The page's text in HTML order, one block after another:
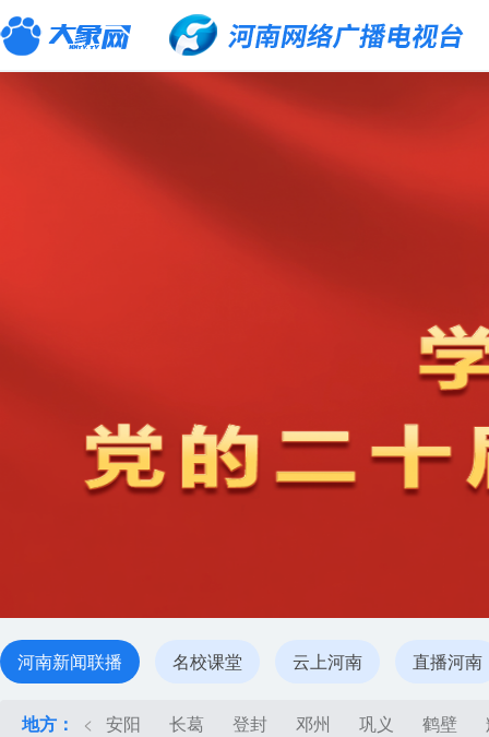
河南新闻联播 名校课堂 云上河南 直播河南
地方： < 安阳 长葛 登封 邓州 巩义 鹤壁